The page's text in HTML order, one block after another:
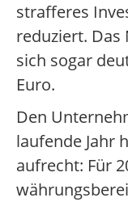
strafferes
reduziert.
sich sogar
Euro.
Den
laufende Jahr
aufrecht: Für